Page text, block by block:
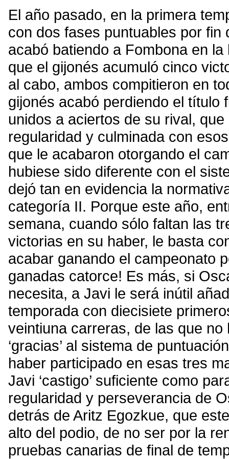
El año pasado, en la primera
con dos fases puntuables por fin
acabó batiendo a Fombona en
que el gijonés acumuló cinco
al cabo, ambos compitieron en
gijonés acabó perdiendo el título
unidos a aciertos de su rival,
regularidad y culminada con
que le acabaron otorgando el
hubiese sido diferente con el
dejó tan en evidencia la
categoría II. Porque este año,
semana, cuando sólo faltan las
victorias en su haber, le basta
acabar ganando el campeonato
ganadas catorce! Es más, si
necesita, a Javi le será inútil
temporada con diecisiete
veintiuna carreras, de las que
‘gracias’ al sistema de
haber participado en esas tres
Javi ‘castigo’ suficiente como
regularidad y perseverancia de
detrás de Aritz Egozkue, que
alto del podio, de no ser por la
pruebas canarias de final de